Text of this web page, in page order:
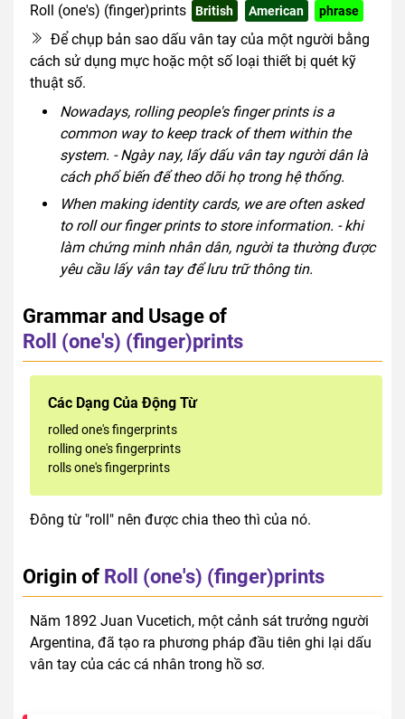
Roll (one's) (finger)prints British American phrase
Để chụp bản sao dấu vân tay của một người bằng
cách sử dụng mực hoặc một số loại thiết bị quét kỹ
thuật số.
Nowadays, rolling people's finger prints is a
common way to keep track of them within the
system. - Ngày nay, lấy dấu vân tay người dân là
cách phổ biến để theo dõi họ trong hệ thống.
When making identity cards, we are often asked
to roll our finger prints to store information. - khi
làm chứng minh nhân dân, người ta thường được
yêu cầu lấy vân tay để lưu trữ thông tin.
Grammar and Usage of
Roll (one's) (finger)prints
Các Dạng Của Động Từ
rolled one's fingerprints
rolling one's fingerprints
rolls one's fingerprints
Đông từ "roll" nên được chia theo thì của nó.
Origin of Roll (one's) (finger)prints
Năm 1892 Juan Vucetich, một cảnh sát trưởng người
Argentina, đã tạo ra phương pháp đầu tiên ghi lại dấu
vân tay của các cá nhân trong hồ sơ.